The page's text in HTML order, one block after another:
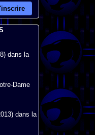
dans la
Dame
dans la